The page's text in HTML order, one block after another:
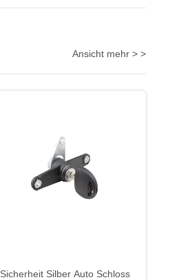
Ansicht mehr > >
Sicherheit Silber Auto Schloss